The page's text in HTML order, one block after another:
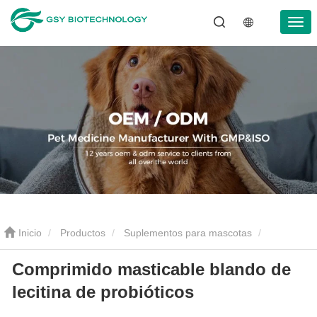
Inicio Productos Suplementos para mascotas
Comprimido masticable blando de lecitina de probióticos
Comprimido masticable blando de
lecitina de probióticos